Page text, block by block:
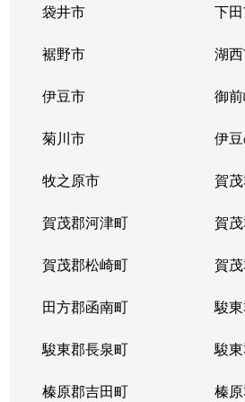
袋井市 下
裾野市 湖
伊豆市 御
菊川市 伊
牧之原市 賀
賀茂郡河津町 賀
賀茂郡松崎町 賀
田方郡函南町 駿
駿東郡長泉町 駿
榛原郡吉田町 榛